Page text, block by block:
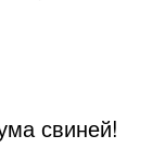
свиней!